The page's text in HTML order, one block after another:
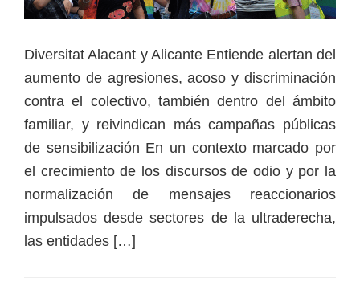
Diversitat Alacant y Alicante Entiende alertan del
aumento de agresiones, acoso y discriminación
contra el colectivo, también dentro del ámbito
familiar, y reivindican más campañas públicas
de sensibilización En un contexto marcado por
el crecimiento de los discursos de odio y por la
normalización de mensajes reaccionarios
impulsados desde sectores de la ultraderecha,
las entidades […]